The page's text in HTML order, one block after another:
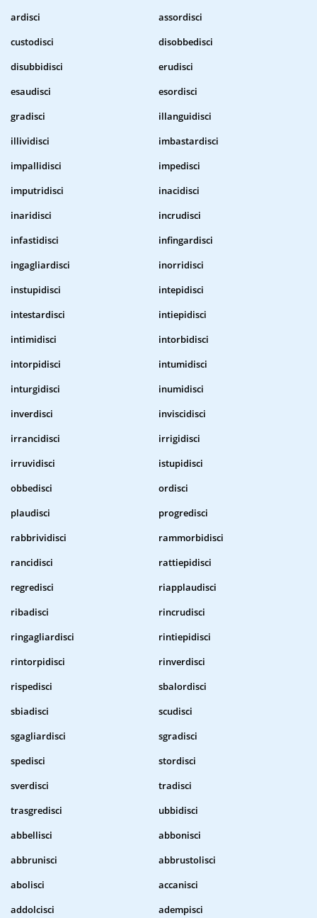
ardisci
assordisci
custodisci
disobbedisci
disubbidisci
erudisci
esaudisci
esordisci
gradisci
illanguidisci
illividisci
imbastardisci
impallidisci
impedisci
imputridisci
inacidisci
inaridisci
incrudisci
infastidisci
infingardisci
ingagliardisci
inorridisci
instupidisci
intepidisci
intestardisci
intiepidisci
intimidisci
intorbidisci
intorpidisci
intumidisci
inturgidisci
inumidisci
inverdisci
inviscidisci
irrancidisci
irrigidisci
irruvidisci
istupidisci
obbedisci
ordisci
plaudisci
progredisci
rabbrividisci
rammorbidisci
rancidisci
rattiepidisci
regredisci
riapplaudisci
ribadisci
rincrudisci
ringagliardisci
rintiepidisci
rintorpidisci
rinverdisci
rispedisci
sbalordisci
sbiadisci
scudisci
sgagliardisci
sgradisci
spedisci
stordisci
sverdisci
tradisci
trasgredisci
ubbidisci
abbellisci
abbonisci
abbrunisci
abbrustolisci
abolisci
accanisci
addolcisci
adempisci